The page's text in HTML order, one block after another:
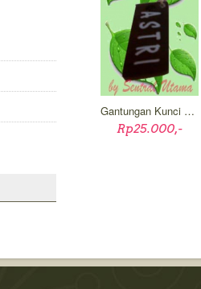
Gantungan Kunci GK02
Rp25.000,-